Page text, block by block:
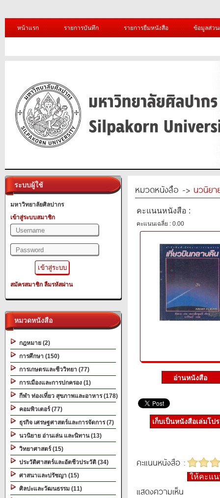
หน้าแรก รายการบันทึก รายการยืมหนังสือ ข้อมูลส่ว
ระบบผู้ใช้
มหาวิทยาลัยศิลปากร
เข้าสู่ระบบสมาชิก
สมัครสมาชิก ลืมรหัสผ่าน
หมวดหนังสือ
กฎหมาย (2)
การศึกษา (150)
การเกษตรและชีววิทยา (77)
การเมืองและการปกครอง (1)
กีฬา ท่องเที่ยว สุขภาพและอาหาร (178)
คอมพิวเตอร์ (77)
ธุรกิจ เศรษฐศาสตร์และการจัดการ (7)
นวนิยาย อ่านเล่น และนิทาน (13)
วิทยาศาสตร์ (15)
ประวัติศาสตร์และอัตชีวประวัติ (34)
ศาสนาและปรัชญา (15)
ศิลปะและวัฒนธรรม (11)
หมวดหนังสือ -> นวนิยา
คะแนนหนังสือ :
คะแนนเฉลี่ย : 0.00
เก็บเป็นหนังสือเล่มโป
คะแนนหนังสือ :
ให้คะแ
แสดงความเห็น